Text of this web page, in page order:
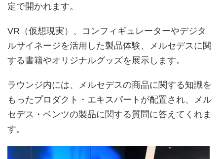
定で開かれます。
VR（仮想現実）、コンフィギュレーターやデジタ
ルサイネージを活用した製品体験、メルセデスに関
する書籍やオリジナルグッズを展示します。
ラウンジ内には、メルセデスの商品に関する知識を
もったプロダクト・エキスパートが配置され、メル
セデス・ベンツの製品に関する質問に答えてくれま
す。